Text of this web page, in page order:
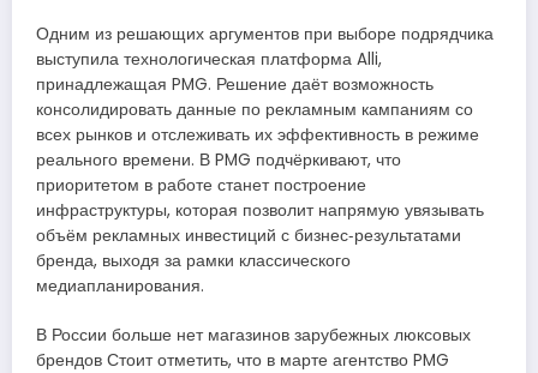
Одним из решающих аргументов при выборе подрядчика
выступила технологическая платформа Alli,
принадлежащая PMG. Решение даёт возможность
консолидировать данные по рекламным кампаниям со
всех рынков и отслеживать их эффективность в режиме
реального времени. В PMG подчёркивают, что
приоритетом в работе станет построение
инфраструктуры, которая позволит напрямую увязывать
объём рекламных инвестиций с бизнес‑результатами
бренда, выходя за рамки классического
медиапланирования.
В России больше нет магазинов зарубежных люксовых
брендов Стоит отметить, что в марте агентство PMG